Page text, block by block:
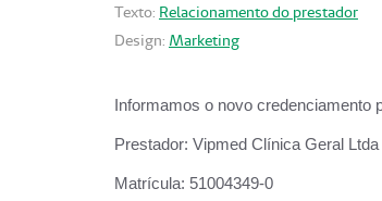
Texto: Relacionamento do prestador
Design: Marketing
Informamos o novo credenciamento
Prestador: Vipmed Clínica Geral
Matrícula: 51004349-0